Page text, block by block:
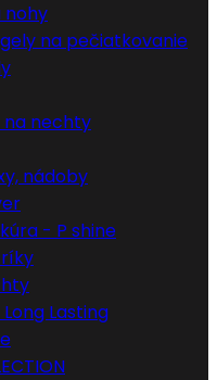
nohy
na pečiatkovanie
na nechty
nádoby
- P shine
Lasting